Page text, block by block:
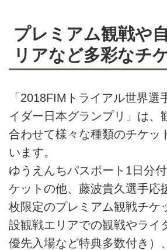
プレミアム観戦や
リアなど多彩なチ
「2018FIMトライアル世界選
イダー日本グランプリ」は、
合わせて様々な種類のチケッ
います。
ゆうえんちパスポート1日分
ケットの他、藤波貴久選手応
枚限定のプレミアム観戦チケ
設観戦エリアでの観戦やライ
優先入場など特典多数付き）